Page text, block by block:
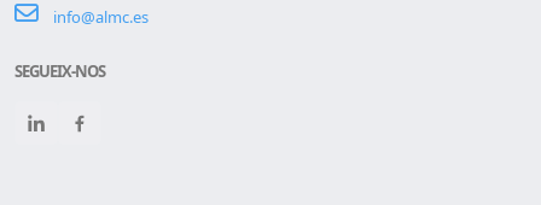
info@almc.es
SEGUEIX-NOS